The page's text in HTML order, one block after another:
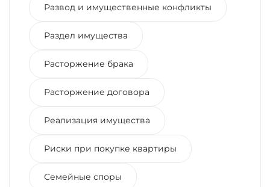
Развод и имущественные конфликты
Раздел имущества
Расторжение брака
Расторжение договора
Реализация имущества
Риски при покупке квартиры
Семейные споры